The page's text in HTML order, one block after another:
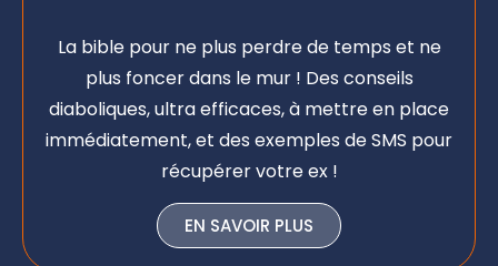
La bible pour ne plus perdre de temps et ne
plus foncer dans le mur ! Des conseils
diaboliques, ultra efficaces, à mettre en place
immédiatement, et des exemples de SMS pour
récupérer votre ex !
EN SAVOIR PLUS